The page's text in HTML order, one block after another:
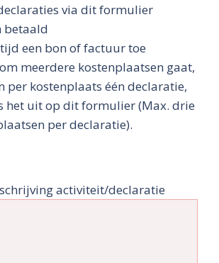
via dit formulier
betaald
een bon of factuur toe
meerdere kostenplaatsen gaat,
per kostenplaats één declaratie,
het uit op dit formulier (Max. drie
per declaratie).
activiteit/declaratie